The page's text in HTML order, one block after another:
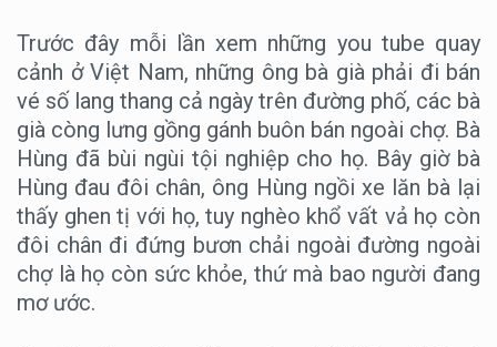
Trước đây mỗi lần xem những you tube quay
cảnh ở Việt Nam, những ông bà già phải đi bán
vé số lang thang cả ngày trên đường phố, các bà
già còng lưng gồng gánh buôn bán ngoài chợ. Bà
Hùng đã bùi ngùi tội nghiệp cho họ. Bây giờ bà
Hùng đau đôi chân, ông Hùng ngồi xe lăn bà lại
thấy ghen tị với họ, tuy nghèo khổ vất vả họ còn
đôi chân đi đứng bươn chải ngoài đường ngoài
chợ là họ còn sức khỏe, thứ mà bao người đang
mơ ước.